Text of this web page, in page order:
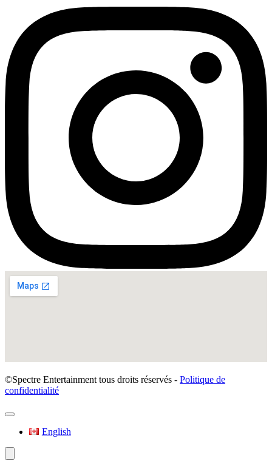
©Spectre Entertainment tous droits réservés - Politique de
confidentialité
English